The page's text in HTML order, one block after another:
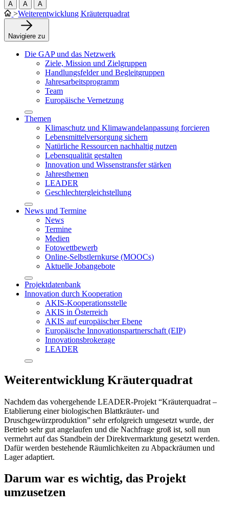
A A A
>Weiterentwicklung Kräuterquadrat
Navigiere zu
Die GAP und das Netzwerk
Ziele, Mission und Zielgruppen
Handlungsfelder und Begleitgruppen
Jahresarbeitsprogramm
Team
Europäische Vernetzung
Themen
Klimaschutz und Klimawandelanpassung forcieren
Lebensmittelversorgung sichern
Natürliche Ressourcen nachhaltig nutzen
Lebensqualität gestalten
Innovation und Wissenstransfer stärken
Jahresthemen
LEADER
Geschlechtergleichstellung
News und Termine
News
Termine
Medien
Fotowettbewerb
Online-Selbstlernkurse (MOOCs)
Aktuelle Jobangebote
Projektdatenbank
Innovation durch Kooperation
AKIS-Kooperationsstelle
AKIS in Österreich
AKIS auf europäischer Ebene
Europäische Innovationspartnerschaft (EIP)
Innovationsbrokerage
LEADER
Weiterentwicklung Kräuterquadrat
Nachdem das vohergehende LEADER-Projekt “Kräuterquadrat –
Etablierung einer biologischen Blattkräuter- und
Druschgewürzproduktion” sehr erfolgreich umgesetzt wurde, der
Betrieb sehr gut angelaufen und die Nachfrage groß ist, soll nun
vermehrt auf das Standbein der Direktvermarktung gesetzt werden.
Dafür werden bestehende Räumlichkeiten zu Abpackräumen und
Lager adaptiert.
Darum war es wichtig, das Projekt
umzusetzen